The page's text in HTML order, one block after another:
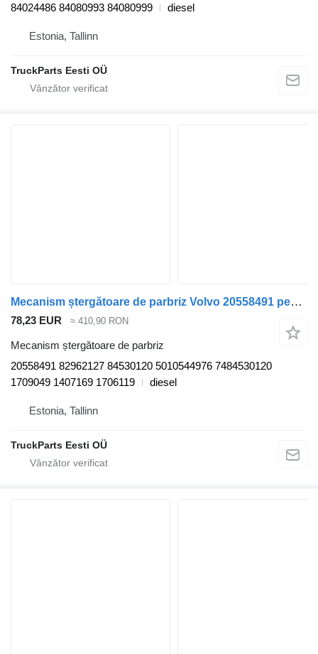
84024486 84080993 84080999
diesel
Estonia, Tallinn
TruckParts Eesti OÜ
Mecanism ștergătoare de parbriz Volvo 20558491 pentru cap tractor Volvo FL, FE (2005-2014)
78,23 EUR ≈ 410,90 RON
Mecanism ștergătoare de parbriz
20558491 82962127 84530120 5010544976 7484530120
1709049 1407169 1706119
diesel
Estonia, Tallinn
TruckParts Eesti OÜ